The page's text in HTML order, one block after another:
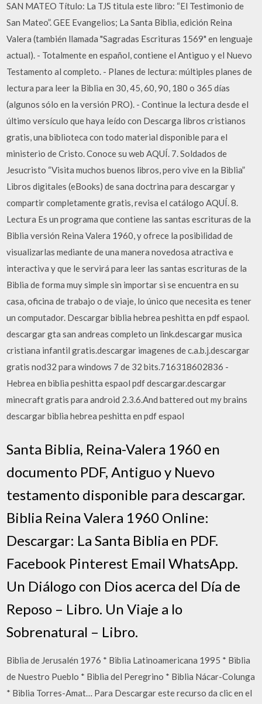
SAN MATEO Título: La TJS titula este libro: “El Testimonio de
San Mateo”. GEE Evangelios; La Santa Biblia, edición Reina
Valera (también llamada "Sagradas Escrituras 1569" en lenguaje
actual). - Totalmente en español, contiene el Antiguo y el Nuevo
Testamento al completo. - Planes de lectura: múltiples planes de
lectura para leer la Biblia en 30, 45, 60, 90, 180 o 365 días
(algunos sólo en la versión PRO). - Continue la lectura desde el
último versículo que haya leído con Descarga libros cristianos
gratis, una biblioteca con todo material disponible para el
ministerio de Cristo. Conoce su web AQUÍ. 7. Soldados de
Jesucristo “Visita muchos buenos libros, pero vive en la Biblia”
Libros digitales (eBooks) de sana doctrina para descargar y
compartir completamente gratis, revisa el catálogo AQUÍ. 8.
Lectura Es un programa que contiene las santas escrituras de la
Biblia versión Reina Valera 1960, y ofrece la posibilidad de
visualizarlas mediante de una manera novedosa atractiva e
interactiva y que le servirá para leer las santas escrituras de la
Biblia de forma muy simple sin importar si se encuentra en su
casa, oficina de trabajo o de viaje, lo único que necesita es tener
un computador. Descargar biblia hebrea peshitta en pdf espaol.
descargar gta san andreas completo un link.descargar musica
cristiana infantil gratis.descargar imagenes de c.a.b.j.descargar
gratis nod32 para windows 7 de 32 bits.716318602836 -
Hebrea en biblia peshitta espaol pdf descargar.descargar
minecraft gratis para android 2.3.6.And battered out my brains
descargar biblia hebrea peshitta en pdf espaol
Santa Biblia, Reina-Valera 1960 en
documento PDF, Antiguo y Nuevo
testamento disponible para descargar.
Biblia Reina Valera 1960 Online:
Descargar: La Santa Biblia en PDF.
Facebook Pinterest Email WhatsApp.
Un Diálogo con Dios acerca del Día de
Reposo – Libro. Un Viaje a lo
Sobrenatural – Libro.
Biblia de Jerusalén 1976 * Biblia Latinoamericana 1995 * Biblia
de Nuestro Pueblo * Biblia del Peregrino * Biblia Nácar-Colunga
* Biblia Torres-Amat… Para Descargar este recurso da clic en el